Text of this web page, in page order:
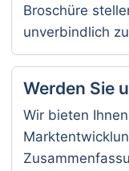
Broschüre
unverbindlich
Werden Sie
Wir bieten